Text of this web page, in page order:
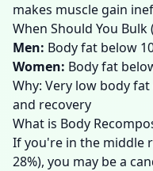
makes muscle gain
When Should You Bulk
Men: Body fat below
Women: Body fat
Why: Very low body
and recovery
What is Body
If you're in the middle
28%), you may be a